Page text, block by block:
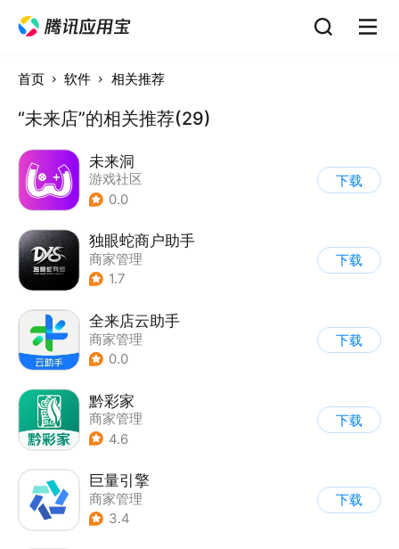
首页 软件 相关推荐
“未来店”的相关推荐(29)
未来洞
游戏社区
0.0
下载
独眼蛇商户助手
商家管理
1.7
下载
全来店云助手
商家管理
0.0
下载
黔彩家
商家管理
4.6
下载
巨量引擎
商家管理
3.4
下载